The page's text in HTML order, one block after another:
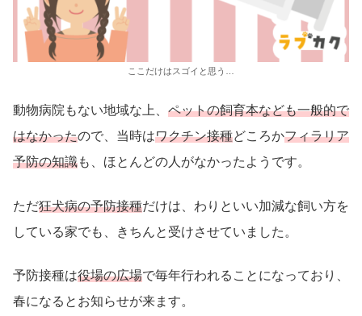
ここだけはスゴイと思う…
動物病院もない地域な上、 ペットの飼育本なども一般的で
はなかったので、当時はワクチン接種どころかフィラリア
予防の知識も、ほとんどの人がなかったようです。
ただ狂犬病の予防接種だけは、わりといい加減な飼い方を
している家でも、きちんと受けさせていました。
予防接種は役場の広場で毎年行われることになっており、
春になるとお知らせが来ます。